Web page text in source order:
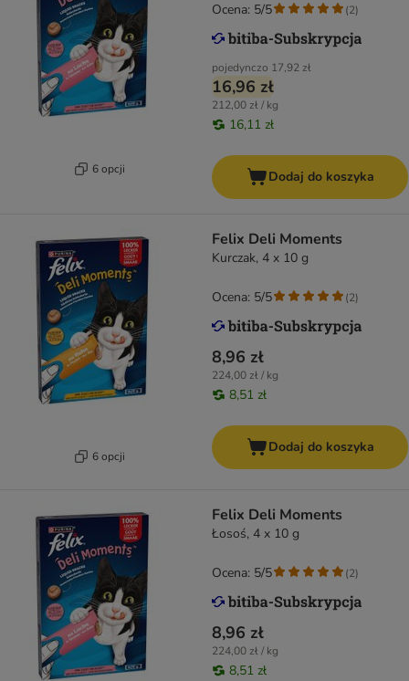
6 opcji
pojedynczo 17,92 zł
16,96 zł
212,00 zł / kg
16,11 zł
Ocena: 5/5 (2)
Dodaj do koszyka
6 opcji
Felix Deli Moments
Kurczak, 4 x 10 g
8,96 zł
224,00 zł / kg
8,51 zł
Ocena: 5/5 (2)
Dodaj do koszyka
Felix Deli Moments
Łosoś, 4 x 10 g
8,96 zł
224,00 zł / kg
8,51 zł
Ocena: 5/5 (2)